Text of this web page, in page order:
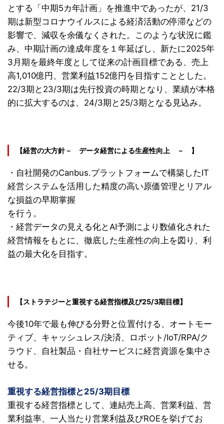
とする「中期5カ年計画」を推進中であったが、21/3
期は新型コロナウイルスによる経済活動の停滞などの
影響で、減収を余儀なくされた。このような状況に鑑
み、中期計画の達成年度を１年延ばし、新たに2025年
3月期を最終年度として従来の計画目標である、売上
高1,010億円、営業利益152億円を目指すこととした。
22/3期と23/3期は先行投資の時期となり、業績が本格
的に拡大するのは、24/3期と25/3期となる見込み。
【経営の大方針－ データ経営による生産性向上 － 】
・自社開発のCanbus.プラットフォームで構築したIT
経営システムを活用した精度の高い原価管理とリアル
な損益の早期掌握
を行う。
・経営データの見える化とAI予測により数値化された
経営情報をもとに、徹底した生産性の向上を図り、利
益の最大化を目指す。
【ストラテジーと重視する経営指標及び25/3期目標】
今後10年で最も伸びる分野と位置付ける、オートモー
ティブ、キャッシュレス/決済、ロボット/IoT/RPA/ク
ラウド、自社製品・自社サービスに経営資源を集中さ
せる。
重視する経営指標と25/3期目標
重視する経営指標として、連結売上高、営業利益、営
業利益率、一人当たり営業利益及びROEを挙げてお